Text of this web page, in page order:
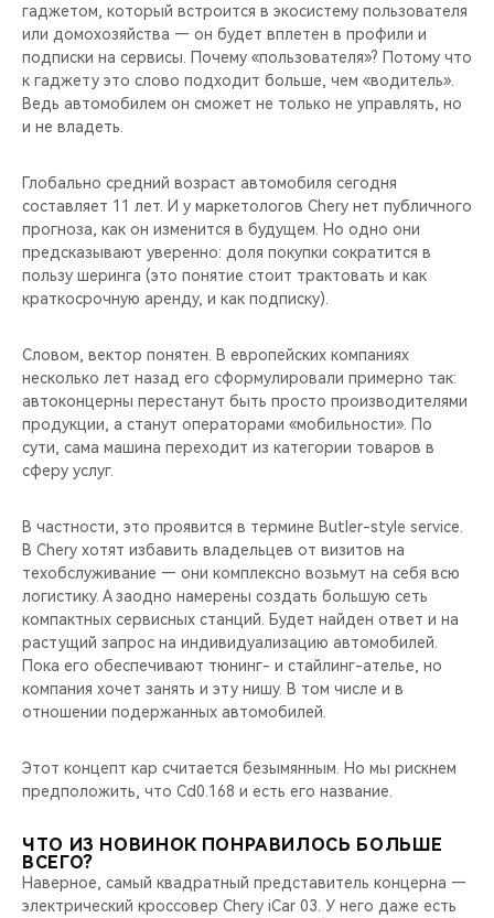
гаджетом, который встроится в экосистему пользователя
или домохозяйства — он будет вплетен в профили и
подписки на сервисы. Почему «пользователя»? Потому что
к гаджету это слово подходит больше, чем «водитель».
Ведь автомобилем он сможет не только не управлять, но
и не владеть.
Глобально средний возраст автомобиля сегодня
составляет 11 лет. И у маркетологов Chery нет публичного
прогноза, как он изменится в будущем. Но одно они
предсказывают уверенно: доля покупки сократится в
пользу шеринга (это понятие стоит трактовать и как
краткосрочную аренду, и как подписку).
Словом, вектор понятен. В европейских компаниях
несколько лет назад его сформулировали примерно так:
автоконцерны перестанут быть просто производителями
продукции, а станут операторами «мобильности». По
сути, сама машина переходит из категории товаров в
сферу услуг.
В частности, это проявится в термине Butler-style service.
В Chery хотят избавить владельцев от визитов на
техобслуживание — они комплексно возьмут на себя всю
логистику. А заодно намерены создать большую сеть
компактных сервисных станций. Будет найден ответ и на
растущий запрос на индивидуализацию автомобилей.
Пока его обеспечивают тюнинг- и стайлинг-ателье, но
компания хочет занять и эту нишу. В том числе и в
отношении подержанных автомобилей.
Этот концепт кар считается безымянным. Но мы рискнем
предположить, что Cd0.168 и есть его название.
ЧТО ИЗ НОВИНОК ПОНРАВИЛОСЬ БОЛЬШЕ
ВСЕГО?
Наверное, самый квадратный представитель концерна —
электрический кроссовер Chery iCar 03. У него даже есть